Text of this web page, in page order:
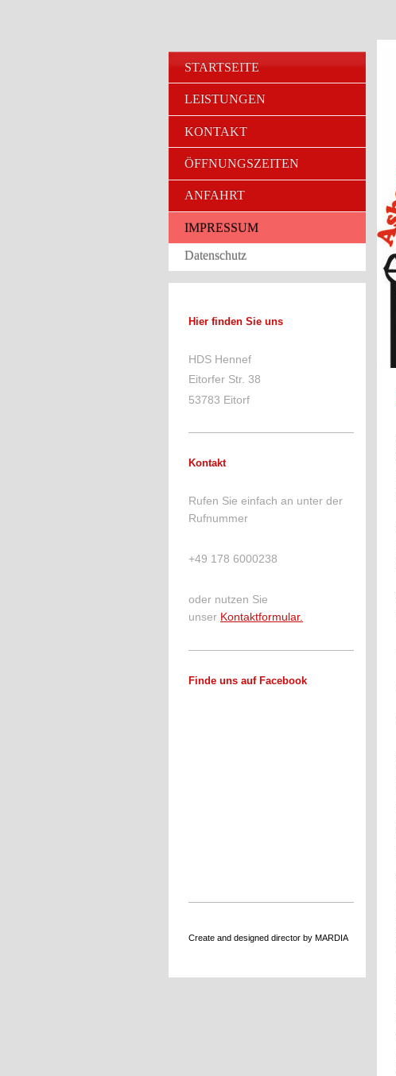
STARTSEITE
LEISTUNGEN
KONTAKT
ÖFFNUNGSZEITEN
ANFAHRT
IMPRESSUM
Datenschutz
Hier finden Sie uns
HDS Hennef
Eitorfer Str. 38
53783 Eitorf
Kontakt
Rufen Sie einfach an unter der
Rufnummer
+49 178 6000238
oder nutzen Sie
unser Kontaktformular.
Finde uns auf Facebook
Create and designed director by MARDIA